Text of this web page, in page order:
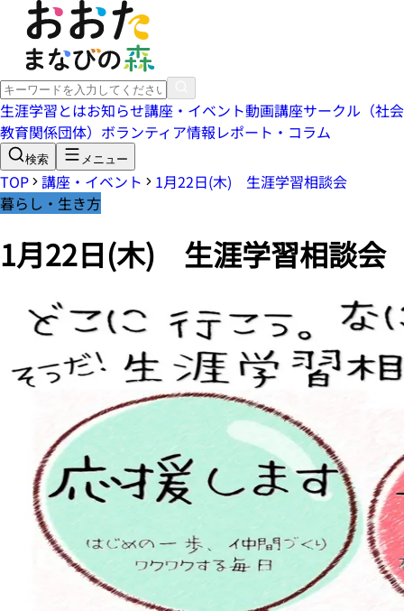
生涯学習とはお知らせ講座・イベント動画講座サークル（社会
教育関係団体） ボランティア情報レポート・コラム
検索 メニュー
TOP 講座・イベント
1月22日(木) 生涯学習相談会
暮らし・生き方
1月22日(木) 生涯学習相談会